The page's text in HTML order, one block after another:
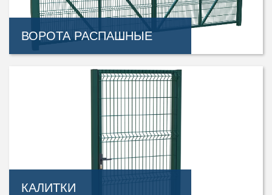
ВОРОТА РАСПАШНЫЕ
КАЛИТКИ